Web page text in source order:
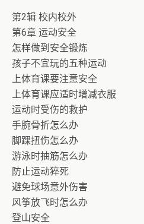
第2辑 校内校外
第6章 运动安全
怎样做到安全锻炼
孩子不宜玩的五种运动
上体育课要注意安全
上体育课应适时增减衣服
运动时受伤的救护
手腕骨折怎么办
脚踝扭伤怎么办
游泳时抽筋怎么办
防止运动猝死
避免球场意外伤害
风筝放飞时怎么办
登山安全